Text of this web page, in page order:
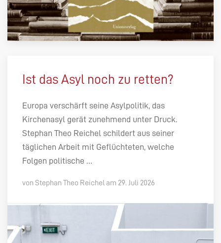
Ist das Asyl noch zu retten?
Europa verschärft seine Asylpolitik, das
Kirchenasyl gerät zunehmend unter Druck.
Stephan Theo Reichel schildert aus seiner
täglichen Arbeit mit Geflüchteten, welche
Folgen politische …
von Stephan Theo Reichel am 29. Juli 2026